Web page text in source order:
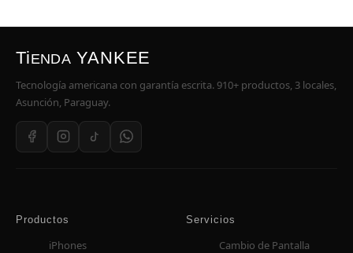
TiENDA YANKEE
Tecnología americana con garantía escrita. 910+ productos, 3 locales,
Asunción, Paraguay.
Productos
iPhones
Servicios
Cambio de Pantalla